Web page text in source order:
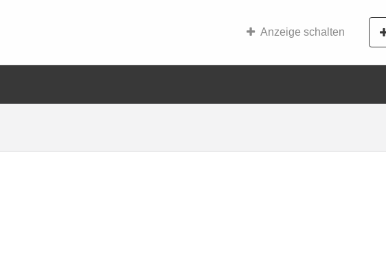
Anzeige schalten